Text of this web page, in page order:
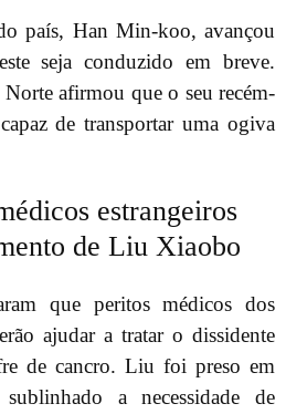
país, Han Min-koo, avançou
seja conduzido em breve.
afirmou que o seu recém-
de transportar uma ogiva
estrangeiros
de Liu Xiaobo
que peritos médicos dos
ajudar a tratar o dissidente
de cancro. Liu foi preso em
a necessidade de